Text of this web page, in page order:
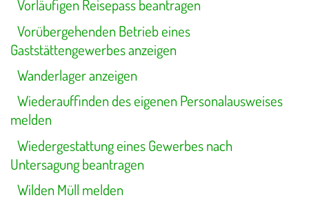
Vorläufigen Reisepass beantragen
Vorübergehenden Betrieb eines
Gaststättengewerbes anzeigen
Wanderlager anzeigen
Wiederauffinden des eigenen Personalausweises
melden
Wiedergestattung eines Gewerbes nach
Untersagung beantragen
Wilden Müll melden